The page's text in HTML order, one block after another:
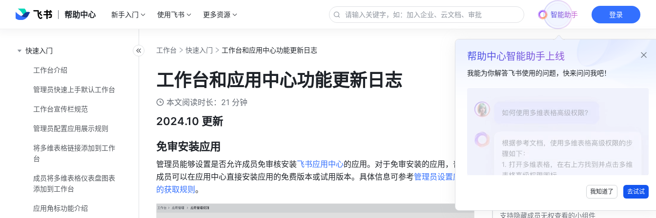
帮助中心 新手入门 使用飞书 更多资源 智能助手
帮助中心智能助手上线
我能为你解答飞书使用的问题，快来问问我吧！
我知道了 去试试
登录
快速入门
工作台介绍
管理员快速上手默认工作台
工作台宣传栏规范
管理员配置应用展示规则
将多维表格链接添加到工作
台
成员将多维表格仪表盘图表
添加到工作台
应用角标功能介绍
工作台 快速入门 工作台和应用中心功能更新日志
工作台和应用中心功能更新日志
本文阅读时长：21 分钟
2024.10 更新
免审安装应用
管理员能够设置是否允许成员免审核安装飞书应用中心的应用。对于免审安装的应用，普通
成员可以在应用中心直接安装应用的免费版本或试用版本。具体信息可参考管理员设置应用
的获取规则 。
免审安装应用​
2024.08 更新​
支持隐藏成员无权查看的小组件​